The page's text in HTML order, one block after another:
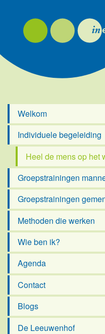
Welkom
Individuele begeleiding
Heel de mens op het
Groepstrainingen
Groepstrainingen
Methoden die werken
Wie ben ik?
Agenda
Contact
Blogs
De Leeuwenhof